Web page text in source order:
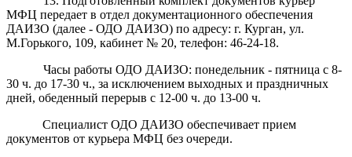
МФЦ передает в отдел документационного обеспечения
ДАИЗО (далее - ОДО ДАИЗО) по адресу: г. Курган, ул.
М.Горького, 109, кабинет № 20, телефон: 46-24-18.
Часы работы ОДО ДАИЗО: понедельник - пятница с 8-
30 ч. до 17-30 ч., за исключением выходных и праздничных
дней, обеденный перерыв с 12-00 ч. до 13-00 ч.
Специалист ОДО ДАИЗО обеспечивает прием
документов от курьера МФЦ без очереди.